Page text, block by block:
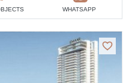
WHATSAPP